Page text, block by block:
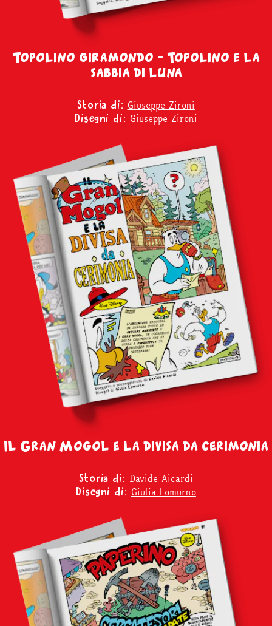
Topolino giramondo – Topolino e la
sabbia di luna
Storia di: Giuseppe Zironi
Disegni di: Giuseppe Zironi
Il Gran Mogol e la divisa da cerimonia
Storia di: Davide Aicardi
Disegni di: Giulia Lomurno